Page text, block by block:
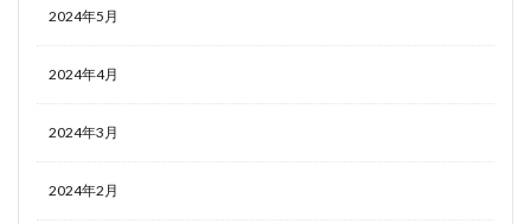
2024年5月
2024年4月
2024年3月
2024年2月